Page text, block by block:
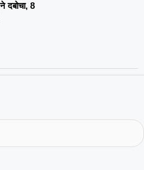
दबोचा, 8